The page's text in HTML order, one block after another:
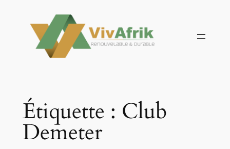
contenu
Étiquette : Club
Demeter